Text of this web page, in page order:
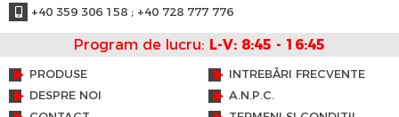
+40 359 306 158 ; +40 728 777 776
Program de lucru: L-V: 8:45 - 16:45
PRODUSE
DESPRE NOI
INTREBĂRI FRECVENTE
A.N.P.C.